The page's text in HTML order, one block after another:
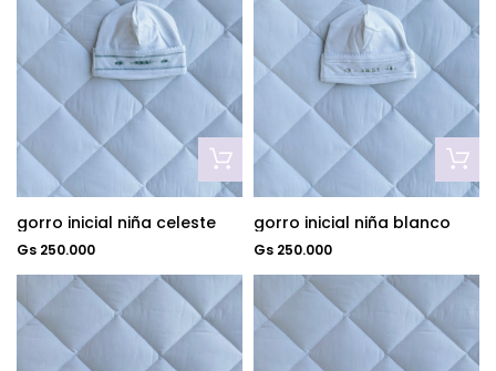
gorro inicial niña celeste
Gs 250.000
gorro inicial niña blanco
Gs 250.000